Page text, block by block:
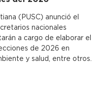
(PUSC) anunció el
nacionales
a cargo de elaborar el
de 2026 en
y salud, entre otros.